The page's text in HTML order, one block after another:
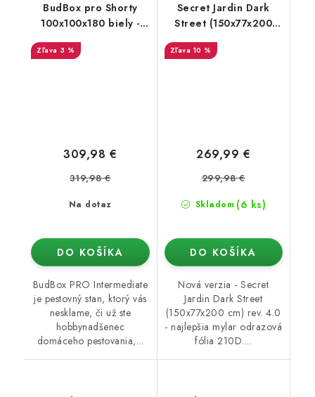
BudBox pro Shorty
100x100x180 biely -
rastové stan
3 %
Na dotaz
309,98 €
319,98 €
DO KOŠÍKA
BudBox PRO Intermediate
je pestovný stan, ktorý vás
nesklame, či už ste
hobbynadšenec
domáceho pestovania,...
Secret Jardin Dark
Street (150x77x200
cm) rev. 4.0
10 %
Skladom (6 ks)
269,99 €
299,98 €
DO KOŠÍKA
Nová verzia - Secret
Jardin Dark Street
(150x77x200 cm) rev. 4.0
- najlepšia mylar odrazová
fólia 210D....